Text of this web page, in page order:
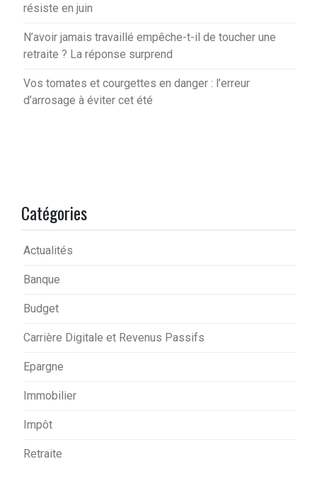
résiste en juin
N’avoir jamais travaillé empêche-t-il de toucher une
retraite ? La réponse surprend
Vos tomates et courgettes en danger : l’erreur
d’arrosage à éviter cet été
Catégories
Actualités
Banque
Budget
Carrière Digitale et Revenus Passifs
Epargne
Immobilier
Impôt
Retraite